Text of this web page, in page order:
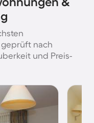
nach
und Preis-